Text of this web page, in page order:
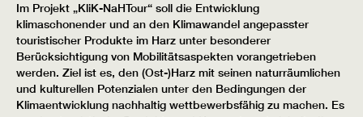
Im Projekt „KliK-NaHTour“ soll die Entwicklung
klimaschonender und an den Klimawandel angepasster
touristischer Produkte im Harz unter besonderer
Berücksichtigung von Mobilitätsaspekten vorangetrieben
werden. Ziel ist es, den (Ost-)Harz mit seinen naturräumlichen
und kulturellen Potenzialen unter den Bedingungen der
Klimaentwicklung nachhaltig wettbewerbsfähig zu machen. Es